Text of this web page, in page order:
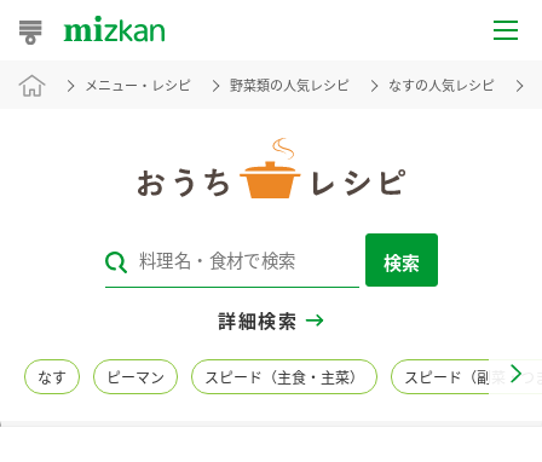
おうちレシピ
レシピカテゴリ一覧
レシピ名特集
メニュー・レシピ 野菜類の人気レシピ なすの人気レシピ
検索
詳細検索
なす ピーマン スピード（主食・主菜） スピード（副菜・つ